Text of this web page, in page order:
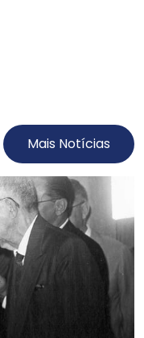
Mais Notícias